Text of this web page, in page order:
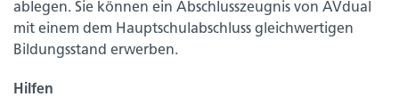
ablegen. Sie können ein Abschlusszeugnis von AVdual
mit einem dem Hauptschulabschluss gleichwertigen
Bildungsstand erwerben.
Hilfen